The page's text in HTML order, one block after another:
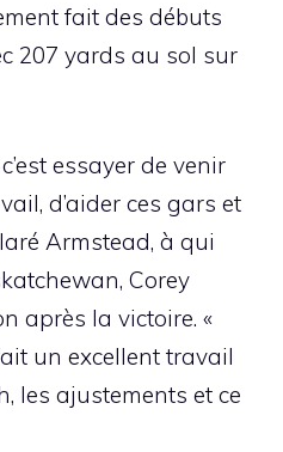
fait des débuts
207 yards au sol sur
essayer de venir
d’aider ces gars et
Armstead, à qui
Corey
après la victoire. «
un excellent travail
les ajustements et ce